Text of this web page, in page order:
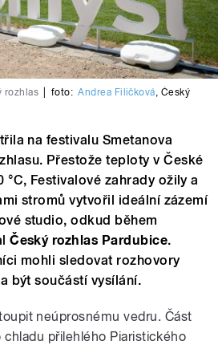
rozhlas foto: Andrea Filičková Český
na festivalu Smetanova
Přestože teploty v České
Festivalové zahrady ožily a
stromů vytvořil ideální zázemí
studio, odkud během
Český rozhlas Pardubice.
mohli sledovat rozhovory
být součástí vysílání.
neúprosnému vedru. Část
přilehlého Piaristického